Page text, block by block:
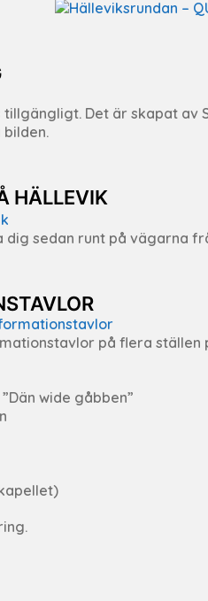
Det är skapat av
HÄLLEVIK
dig sedan runt på vägarna
på flera
wide gåbben”